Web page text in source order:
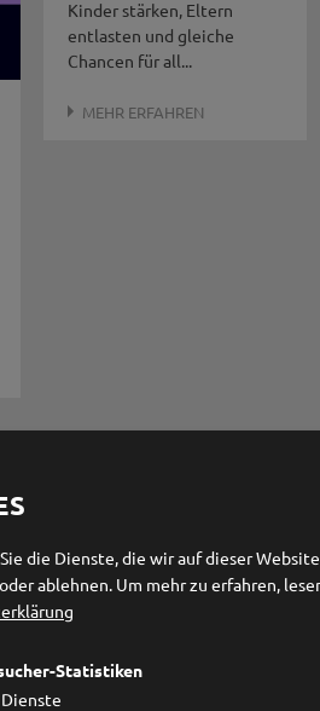
Kinder stärken, Eltern
entlasten und gleiche
Chancen für all...
MEHR ERFAHREN
Forum Prävention
die Dienste, die wir auf dieser
ablehnen. Um mehr zu erfahren,
Statistiken
Dienste